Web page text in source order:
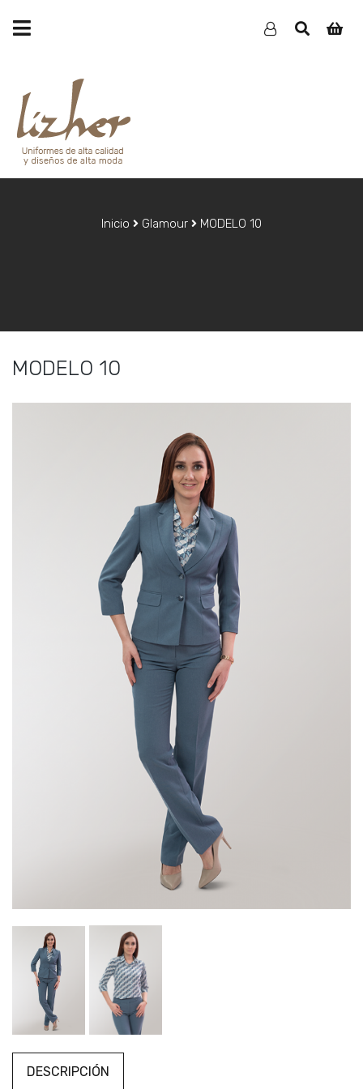
Inicio Glamour MODELO 10
MODELO 10
DESCRIPCIÓN